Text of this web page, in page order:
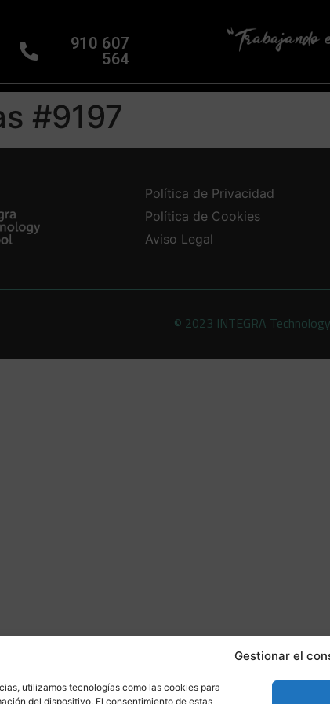
Gestionar el
utilizamos tecnologías como las cookies para
del dispositivo. El consentimiento de estas
910 607
564
#9197
Política de Privacidad
Política de Cookies
Aviso Legal
© 2023 INTEGRA